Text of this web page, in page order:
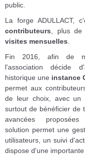
public.
La forge ADULLACT,
contributeurs , plus
visites mensuelles
Fin 2016, afin de
l'association décide
historique une instance
permet aux
de leur choix, avec un
surtout de bénéficier de
avancées
solution permet une
utilisateurs, un suivi
dispose d'une importante